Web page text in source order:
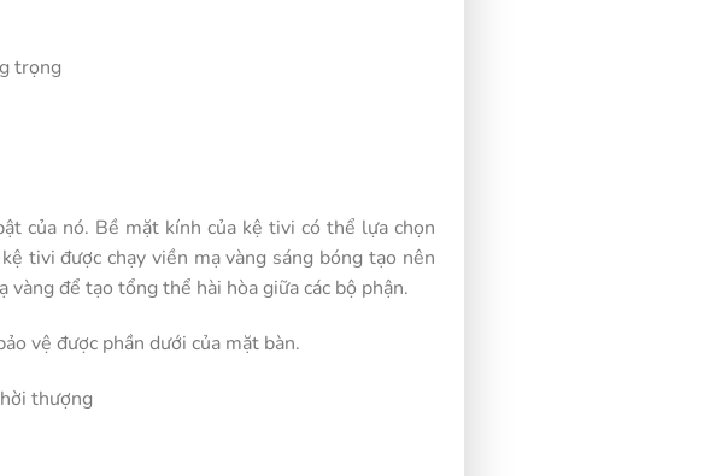
trọng
của nó. Bề mặt kính của kệ tivi có thể lựa chọn
tivi được chạy viền mạ vàng sáng bóng tạo nên
để tạo tổng thể hài hòa giữa các bộ phận.
vệ được phần dưới của mặt bàn.
thượng